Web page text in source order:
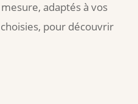
adaptés à vos
pour découvrir